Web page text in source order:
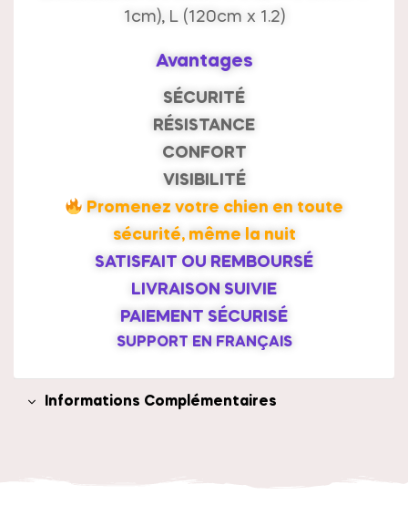
1cm), L (120cm x 1.2)
Avantages
SÉCURITÉ
RÉSISTANCE
CONFORT
VISIBILITÉ
Promenez votre chien en toute
sécurité, même la nuit
SATISFAIT OU REMBOURSÉ
LIVRAISON SUIVIE
PAIEMENT SÉCURISÉ
SUPPORT EN FRANÇAIS
Informations Complémentaires